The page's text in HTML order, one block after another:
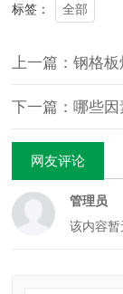
标签： 全部
网友评论
管理员
该内容